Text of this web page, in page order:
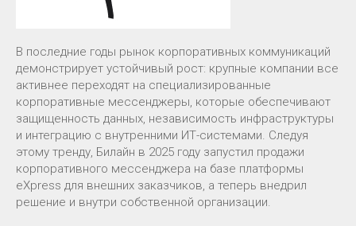
В последние годы рынок корпоративных коммуникаций
демонстрирует устойчивый рост: крупные компании все
активнее переходят на специализированные
корпоративные мессенджеры, которые обеспечивают
защищенность данных, независимость инфраструктуры
и интеграцию с внутренними ИТ-системами. Следуя
этому тренду, Билайн в 2025 году запустил продажи
корпоративного мессенджера на базе платформы
eXpress для внешних заказчиков, а теперь внедрил
решение и внутри собственной организации.